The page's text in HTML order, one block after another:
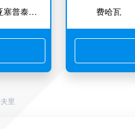
索菲亚塞普泰姆夫里 费哈瓦
里